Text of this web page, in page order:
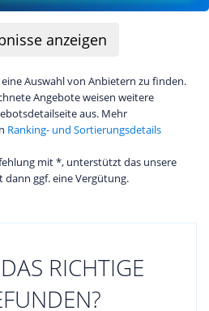
anzeigen
Auswahl von Anbietern zu finden.
Angebote weisen weitere
aus. Mehr
Ranking- und Sortierungsdetails
mit *, unterstützt das unsere
ggf. eine Vergütung.
RICHTIGE